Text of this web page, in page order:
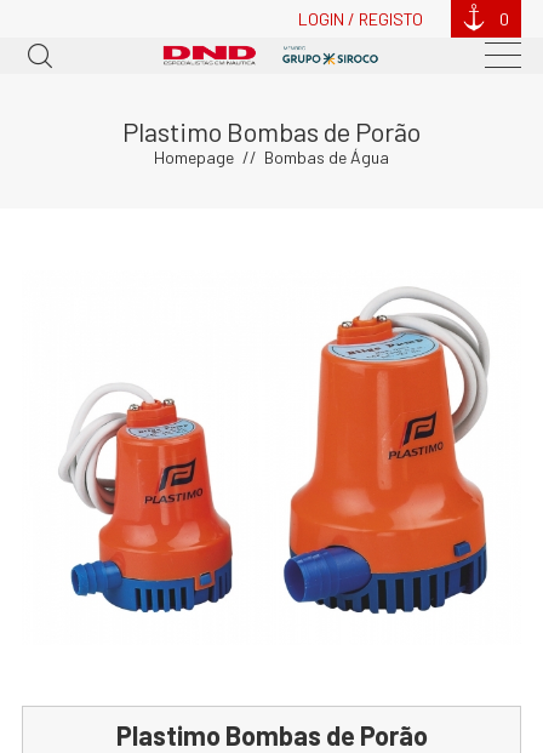
LOGIN / REGISTO 0
Plastimo Bombas de Porão
Homepage Bombas de Água
Plastimo Bombas de Porão